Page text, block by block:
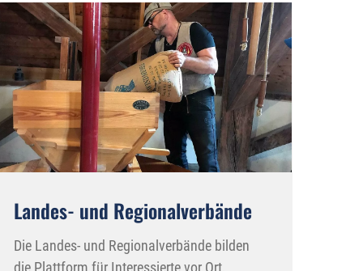
Landes- und Regionalverbände
Die Landes- und Regionalverbände bilden
die Plattform für Interessierte vor Ort.